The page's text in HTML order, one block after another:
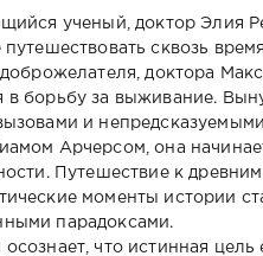
ученый, доктор Элия
сквозь
доктора
борьбу за выживание.
и
Арчерсом, она
Путешествие к
моменты истории
парадоксами.
что истинная цель